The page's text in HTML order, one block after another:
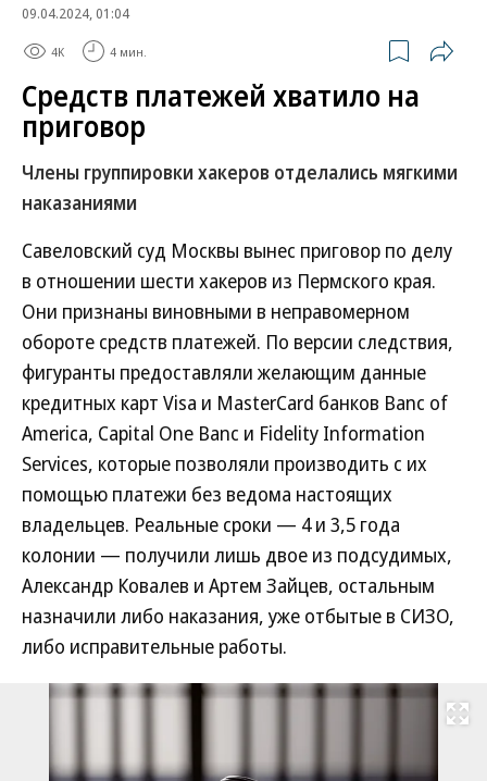
09.04.2024, 01:04
4K 4 мин.
Средств платежей хватило на
приговор
Члены группировки хакеров отделались мягкими
наказаниями
Савеловский суд Москвы вынес приговор по делу
в отношении шести хакеров из Пермского края.
Они признаны виновными в неправомерном
обороте средств платежей. По версии следствия,
фигуранты предоставляли желающим данные
кредитных карт Visa и MasterCard банков Banc of
America, Capital One Banc и Fidelity Information
Services, которые позволяли производить с их
помощью платежи без ведома настоящих
владельцев. Реальные сроки — 4 и 3,5 года
колонии — получили лишь двое из подсудимых,
Александр Ковалев и Артем Зайцев, остальным
назначили либо наказания, уже отбытые в СИЗО,
либо исправительные работы.
Развернуть